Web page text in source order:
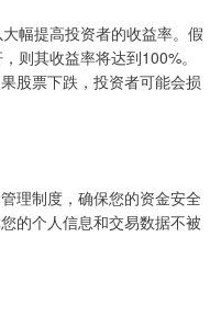
幅提高投资者的收益率。假
则其收益率将达到100%。
股票下跌，投资者可能会损
理制度，确保您的资金安全
的个人信息和交易数据不被